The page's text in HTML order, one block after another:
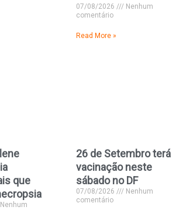
07/08/2026
Nenhum
comentário
Read More »
que
Nenhum
26 de Setembro terá
vacinação neste
sábado no DF
07/08/2026
Nenhum
comentário